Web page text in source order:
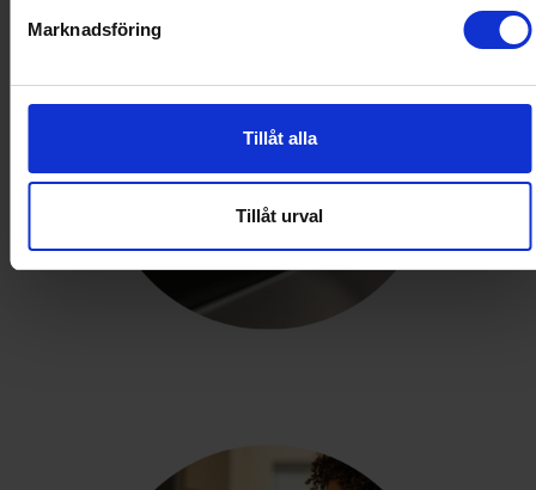
Marknadsföring
Tillåt alla
Tillåt urval